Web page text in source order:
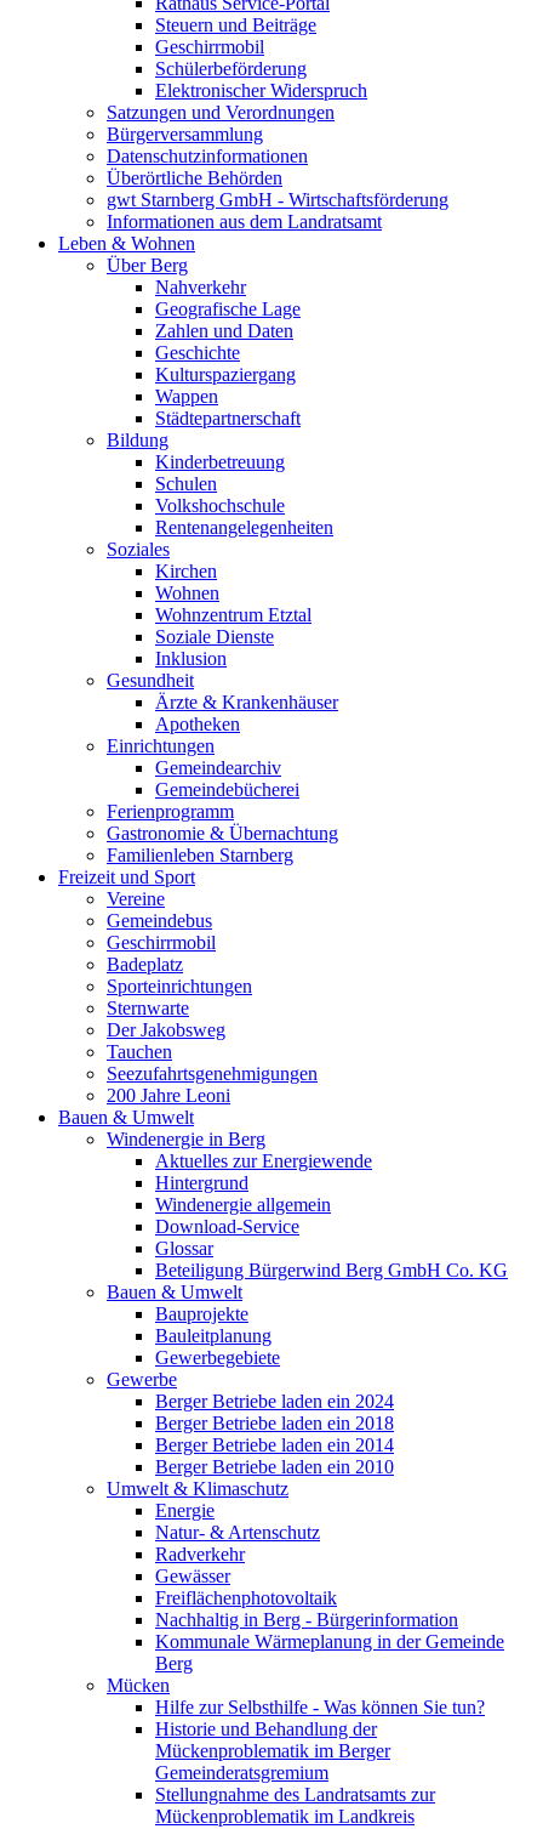
Steuern und Beiträge
Geschirrmobil
Schülerbeförderung
Elektronischer Widerspruch
Satzungen und Verordnungen
Bürgerversammlung
Datenschutzinformationen
Überörtliche Behörden
gwt Starnberg GmbH - Wirtschaftsförderung
Informationen aus dem Landratsamt
Leben & Wohnen
Über Berg
Nahverkehr
Geografische Lage
Zahlen und Daten
Geschichte
Kulturspaziergang
Wappen
Städtepartnerschaft
Bildung
Kinderbetreuung
Schulen
Volkshochschule
Rentenangelegenheiten
Soziales
Kirchen
Wohnen
Wohnzentrum Etztal
Soziale Dienste
Inklusion
Gesundheit
Ärzte & Krankenhäuser
Apotheken
Einrichtungen
Gemeindearchiv
Gemeindebücherei
Ferienprogramm
Gastronomie & Übernachtung
Familienleben Starnberg
Freizeit und Sport
Vereine
Gemeindebus
Geschirrmobil
Badeplatz
Sporteinrichtungen
Sternwarte
Der Jakobsweg
Tauchen
Seezufahrtsgenehmigungen
200 Jahre Leoni
Bauen & Umwelt
Windenergie in Berg
Aktuelles zur Energiewende
Hintergrund
Windenergie allgemein
Download-Service
Glossar
Beteiligung Bürgerwind Berg GmbH Co. KG
Bauen & Umwelt
Bauprojekte
Bauleitplanung
Gewerbegebiete
Gewerbe
Berger Betriebe laden ein 2024
Berger Betriebe laden ein 2018
Berger Betriebe laden ein 2014
Berger Betriebe laden ein 2010
Umwelt & Klimaschutz
Energie
Natur- & Artenschutz
Radverkehr
Gewässer
Freiflächenphotovoltaik
Nachhaltig in Berg - Bürgerinformation
Kommunale Wärmeplanung in der Gemeinde
Berg
Mücken
Hilfe zur Selbsthilfe - Was können Sie tun?
Historie und Behandlung der
Mückenproblematik im Berger
Gemeinderatsgremium
Stellungnahme des Landratsamts zur
Mückenproblematik im Landkreis